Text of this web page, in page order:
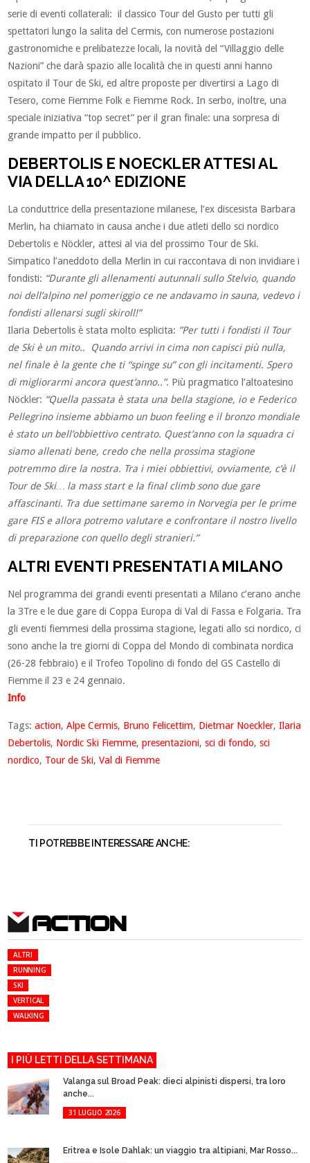
serie di eventi collaterali: il classico Tour del Gusto per tutti gli
spettatori lungo la salita del Cermis, con numerose postazioni
gastronomiche e prelibatezze locali, la novità del “Villaggio delle
Nazioni” che darà spazio alle località che in questi anni hanno
ospitato il Tour de Ski, ed altre proposte per divertirsi a Lago di
Tesero, come Fiemme Folk e Fiemme Rock. In serbo, inoltre, una
speciale iniziativa “top secret” per il gran finale: una sorpresa di
grande impatto per il pubblico.
DEBERTOLIS E NOECKLER ATTESI AL
VIA DELLA 10^ EDIZIONE
La conduttrice della presentazione milanese, l’ex discesista Barbara
Merlin, ha chiamato in causa anche i due atleti dello sci nordico
Debertolis e Nöckler, attesi al via del prossimo Tour de Ski.
Simpatico l’aneddoto della Merlin in cui raccontava di non invidiare i
fondisti: “Durante gli allenamenti autunnali sullo Stelvio, quando
noi dell’alpino nel pomeriggio ce ne andavamo in sauna, vedevo i
fondisti allenarsi sugli skiroll!”
Ilaria Debertolis è stata molto esplicita: ”Per tutti i fondisti il Tour
de Ski è un mito.. Quando arrivi in cima non capisci più nulla,
nel finale è la gente che ti “spinge su” con gli incitamenti. Spero
di migliorarmi ancora quest’anno..”. Più pragmatico l’altoatesino
Nöckler: “Quella passata è stata una bella stagione, io e Federico
Pellegrino insieme abbiamo un buon feeling e il bronzo mondiale
è stato un bell’obbiettivo centrato. Quest’anno con la squadra ci
siamo allenati bene, credo che nella prossima stagione
potremmo dire la nostra. Tra i miei obbiettivi, ovviamente, c’è il
Tour de Ski… la mass start e la final climb sono due gare
affascinanti. Tra due settimane saremo in Norvegia per le prime
gare FIS e allora potremo valutare e confrontare il nostro livello
di preparazione con quello degli stranieri.”
ALTRI EVENTI PRESENTATI A MILANO
Nel programma dei grandi eventi presentati a Milano c’erano anche
la 3Tre e le due gare di Coppa Europa di Val di Fassa e Folgaria. Tra
gli eventi fiemmesi della prossima stagione, legati allo sci nordico, ci
sono anche la tre giorni di Coppa del Mondo di combinata nordica
(26-28 febbraio) e il Trofeo Topolino di fondo del GS Castello di
Fiemme il 23 e 24 gennaio.
Info
Tags:action,Alpe Cermis, Bruno Felicettim, Dietmar Noeckler,Ilaria
Debertolis, Nordic Ski Fiemme,presentazioni,sci di fondo,sci
nordico, Tour de Ski,Val di Fiemme
TI POTREBBE INTERESSARE ANCHE:
ACTION
ALTRI
RUNNING
SKI
VERTICAL
WALKING
I PIÙ LETTI DELLA SETTIMANA
Valanga sul Broad Peak: dieci alpinisti dispersi, tra loro
anche...
31 LUGLIO 2026
Eritrea e Isole Dahlak: un viaggio tra altipiani, Mar Rosso...